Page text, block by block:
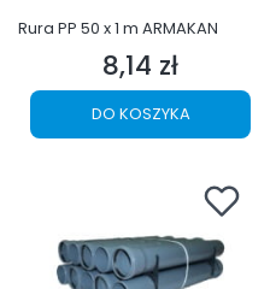
Rura PP 50 x 1 m ARMAKAN
Cena
8,14 zł
DO KOSZYKA